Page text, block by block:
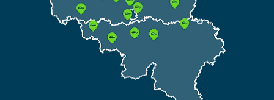
inclus
Assistance dépannage de 7 ans incluse
En savoir plus
Plus d'information